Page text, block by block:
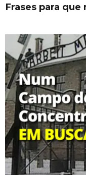
Frases para